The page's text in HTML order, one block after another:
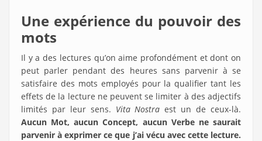
Une expérience du pouvoir des
mots
Il y a des lectures qu’on aime profondément et dont on
peut parler pendant des heures sans parvenir à se
satisfaire des mots employés pour la qualifier tant les
effets de la lecture ne peuvent se limiter à des adjectifs
limités par leur sens. Vita Nostraest un de ceux-là.
Aucun Mot, aucun Concept, aucun Verbe ne saurait
parvenir à exprimer ce que j’ai vécu avec cette lecture.